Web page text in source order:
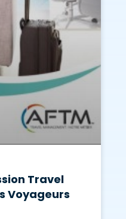
Travel
Voyageurs